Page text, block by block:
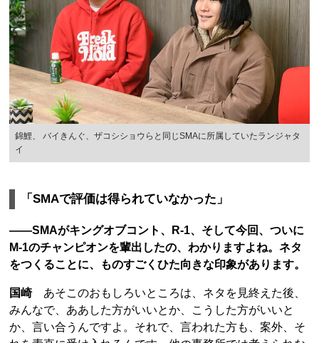
錦鯉、 バイきんぐ、ザコシショウらと同じSMAに所属していたランジャタ
イ
「SMAで評価は得られていなかった」
――SMAがキングオブコント、R-1、そして今回、ついに
M-1のチャンピオンを輩出したの、わかりますよね。ネタ
をつくることに、ものすごくひた向きな印象があります。
国崎あそこのおもしろいところは、ネタを見終えた後、
みんなで、ああした方がいいとか、こうした方がいいと
か、言い合うんですよ。それで、言われた方も、案外、そ